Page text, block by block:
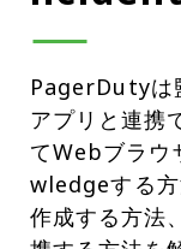
PagerDutyは
アプリと連携
てWebブラウ
wledgeする
作成する方法